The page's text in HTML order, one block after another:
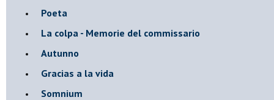
Poeta
​La colpa - Memorie del commissario
Autunno
Gracias a la vida
Somnium